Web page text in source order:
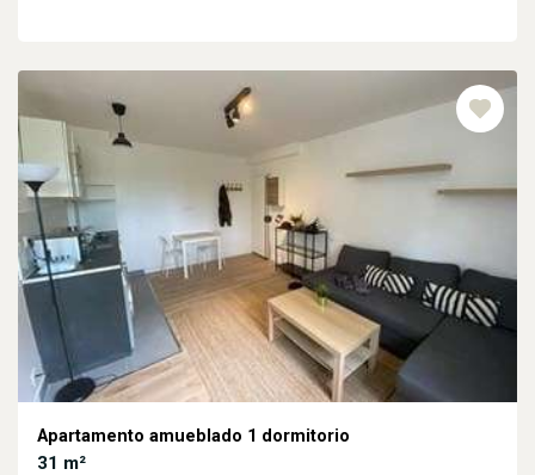
Apartamento amueblado 1 dormitorio
31 m²